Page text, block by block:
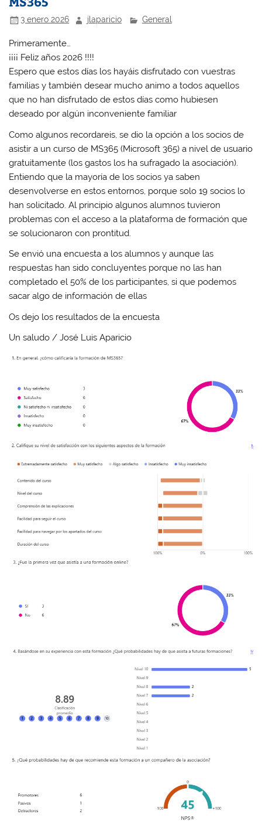
3 enero 2026 jlaparicio General
Primeramente…
¡¡¡¡ Feliz años 2026 !!!!
Espero que estos días los hayáis disfrutado con vuestras
familias y también desear mucho animo a todos aquellos
que no han disfrutado de estos días como hubiesen
deseado por algún inconveniente familiar
Como algunos recordareis, se dio la opción a los socios de
asistir a un curso de MS365 (Microsoft 365) a nivel de usuario
gratuitamente (los gastos los ha sufragado la asociación).
Entiendo que la mayoría de los socios ya saben
desenvolverse en estos entornos, porque solo 19 socios lo
han solicitado. Al principio algunos alumnos tuvieron
problemas con el acceso a la plataforma de formación que
se solucionaron con prontitud.
Se envió una encuesta a los alumnos y aunque las
respuestas han sido concluyentes porque no las han
completado el 50% de los participantes, si que podemos
sacar algo de información de ellas
Os dejo los resultados de la encuesta
Un saludo / José Luis Aparicio